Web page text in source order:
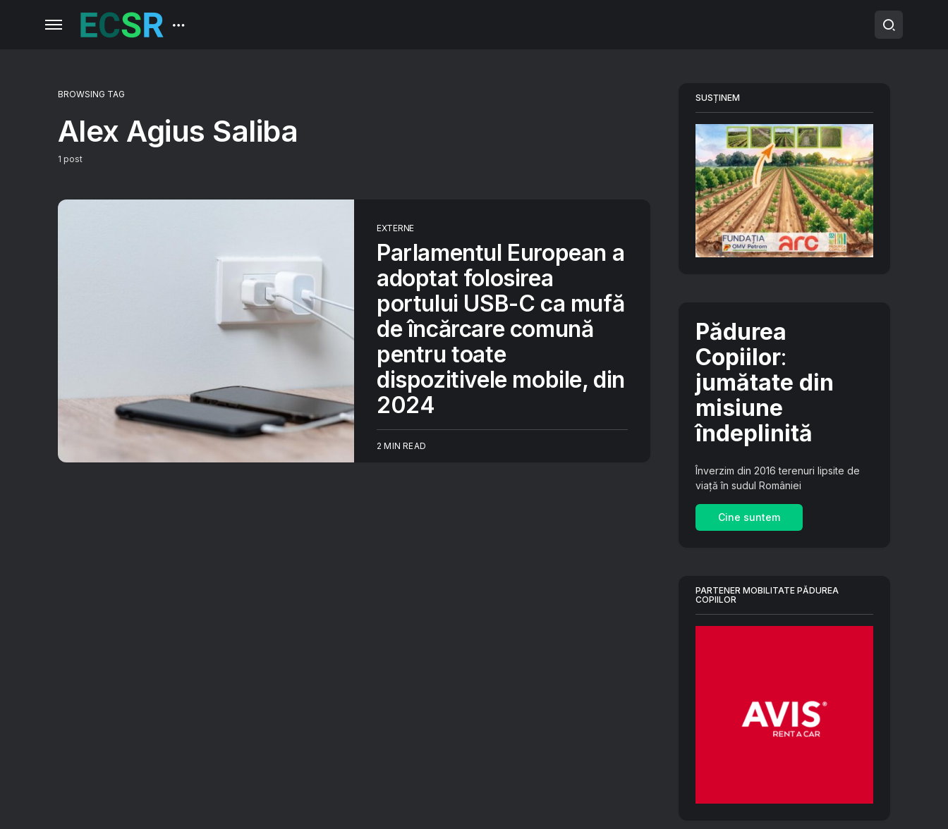
BROWSING TAG
Alex Agius Saliba
1 post
EXTERNE
Parlamentul European a
adoptat folosirea
portului USB-C ca mufă
de încărcare comună
pentru toate
dispozitivele mobile, din
2024
2 MIN READ
SUSȚINEM
Pădurea
Copiilor:
jumătate din
misiune
îndeplinită
Înverzim din 2016 terenuri lipsite de
viață în sudul României
Cine suntem
PARTENER MOBILITATE PĂDUREA
COPIILOR